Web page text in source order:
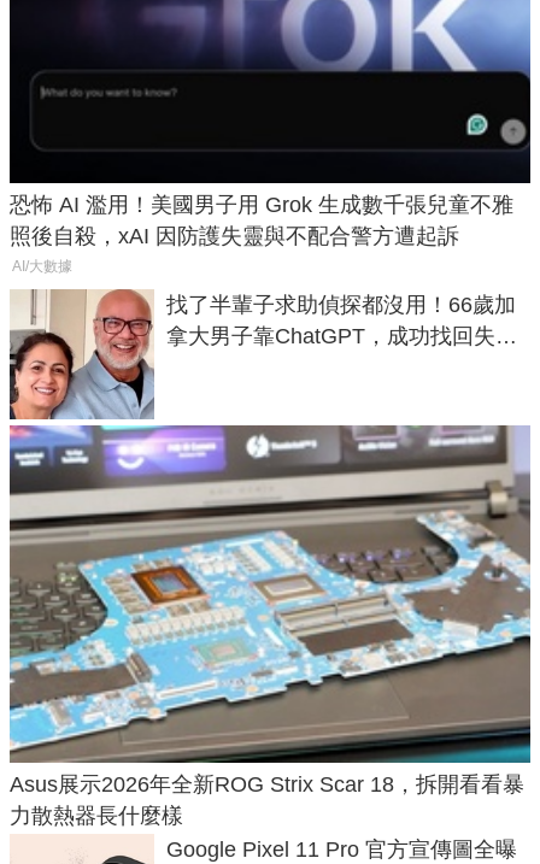
恐怖 AI 濫用！美國男子用 Grok 生成數千張兒童不雅
照後自殺，xAI 因防護失靈與不配合警方遭起訴
AI/大數據
找了半輩子求助偵探都沒用！66歲加
拿大男子靠ChatGPT，成功找回失散
Asus展示2026年全新ROG Strix Scar 18，拆開看看暴
力散熱器長什麼樣
Google Pixel 11 Pro 官方宣傳圖全曝